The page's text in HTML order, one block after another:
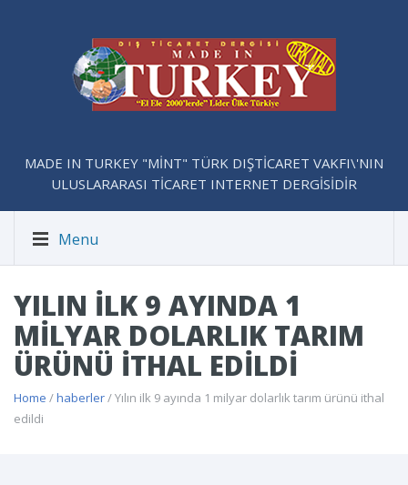
MADE IN TURKEY "MİNT" TÜRK DIŞTİCARET VAKFI\'NIN
ULUSLARARASI TİCARET INTERNET DERGİSİDİR
Menu
YILIN ILK 9 AYINDA 1
MILYAR DOLARLIK TARIM
ÜRÜNÜ ITHAL EDILDI
Home /haberler/ Yılın ilk 9 ayında 1 milyar dolarlık tarım ürünü ithal
edildi